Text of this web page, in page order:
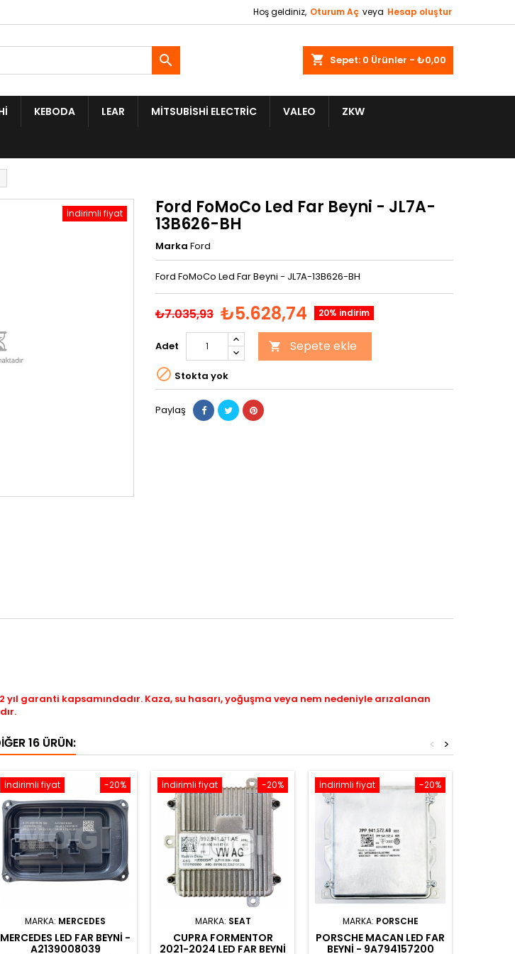
Hoş geldiniz, Oturum Aç veya Hesap oluştur
shopping_cart Sepet: 0 Ürünler - ₺0,00

KEBODA LEAR MITSUBISHI ELECTRIC VALEO ZKW
İndirimli fiyat Ford FoMoCo Led Far Beyni - JL7A-
13B626-BH
Marka Ford
Ford FoMoCo Led Far Beyni - JL7A-13B626-BH
₺7.035,93 ₺5.628,74 20% indirim
Adet  Sepete ekle
 Stokta yok
Paylaş
yıl garanti kapsamındadır. Kaza, su hasarı, yoğuşma veya nem nedeniyle arızalanan
16 ÜRÜN: >
<
-20%
İndirimli fiyat
MARKA: MERCEDES
MERCEDES LED FAR BEYNI -
A2139008039
-20%
İndirimli fiyat
MARKA: SEAT
CUPRA FORMENTOR
2021-2024 LED FAR BEYNI
-20%
İndirimli fiyat
MARKA: PORSCHE
PORSCHE MACAN LED FAR
BEYNI - 9A794157200